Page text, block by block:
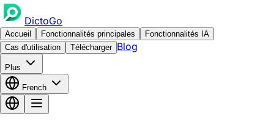
DictoGo
Accueil Fonctionnalités principales
Fonctionnalités IA
Cas d'utilisation
Télécharger Blog
Plus
French